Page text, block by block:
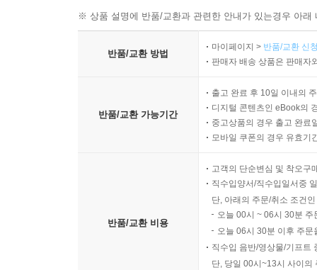
※ 상품 설명에 반품/교환과 관련한 안내가 있는경우 아
반품/교환 방법
마이페이지 > 반품/교환 신
판매자 배송 상품은 판매자
반품/교환 가능기간
출고 완료 후 10일 이내의
디지털 콘텐츠인 eBook의
중고상품의 경우 출고 완료
모바일 쿠폰의 경우 유효기
반품/교환 비용
고객의 단순변심 및 착오구
직수입양서/직수입일서중
단, 아래의 주문/취소 조건
오늘 00시 ~ 06시 30분
오늘 06시 30분 이후 주
직수입 음반/영상물/기프트
단, 당일 00시~13시 사이의